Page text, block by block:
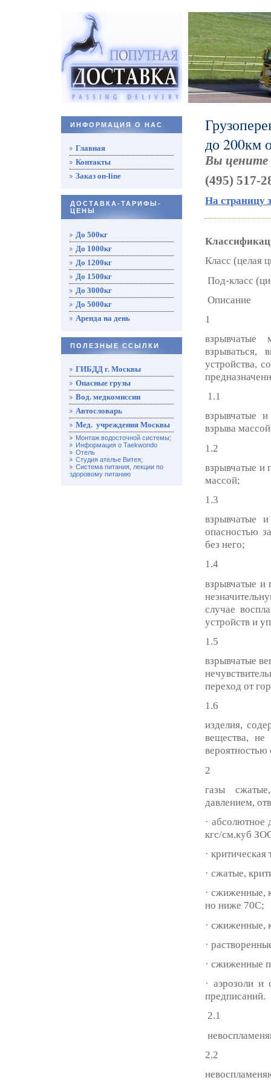
до 200км
Вы цените
(495) 517-
На страницу
Класс (целая
Под-класс
Описание
1
взрывчатые
взрываться,
устройства,
1.1
взрывчатые
взрыва
1.2
взрывчатые и
массой;
1.3
взрывчатые
опасностью
без него;
1.4
взрывчатые и
случае
устройств и
1.5
взрывчатые
переход от
1.6
изделия,
вещества, не
вероятностью
2
газы
давлением,
· абсолютное
кгс/см.куб
·
· сжатые,
· сжиженные,
но ниже 70С;
· сжиженные,
·
· сжиженные
· аэрозоли и
предписаний.
2.1
2.2
ИНФОРМАЦИЯ О НАС
Главная
Контакты
Заказ on-line
ДОСТАВКА-ТАРИФЫ-
ЦЕНЫ
До 500кг
До 1000кг
До 1200кг
До 1500кг
До 3000кг
До 5000кг
Аренда на день
ПОЛЕЗНЫЕ ССЫЛКИ
ГИБДД г. Москвы
Опасные грузы
Вод. медкомиссии
Автословарь
Мед. учреждения Москвы
Монтаж водосточной системы;
Информация о Taekwondo
Отель
Студия ателье Витея;
Система питания, лекции по
здоровому питанию